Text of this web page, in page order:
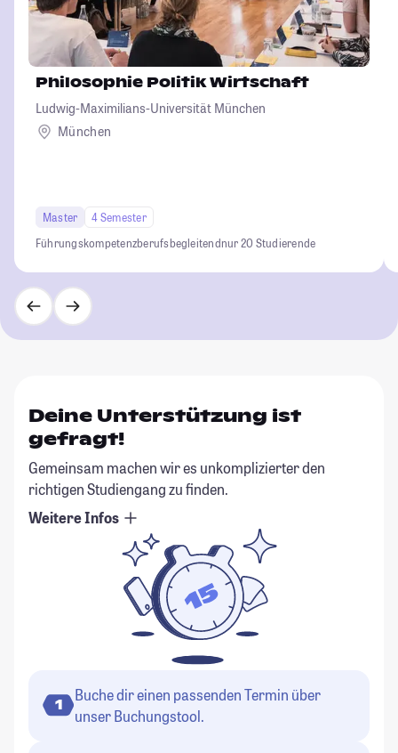
Philosophie Politik Wirtschaft
Ludwig-Maximilians-Universität München
München
Master
4 Semester
Führungskompetenzberufsbegleitendnur 20 Studierende
Deine Unterstützung ist
gefragt!
Gemeinsam machen wir es unkomplizierter den
richtigen Studiengang zu finden.
Weitere Infos
1
Buche dir einen passenden Termin über
unser Buchungstool.